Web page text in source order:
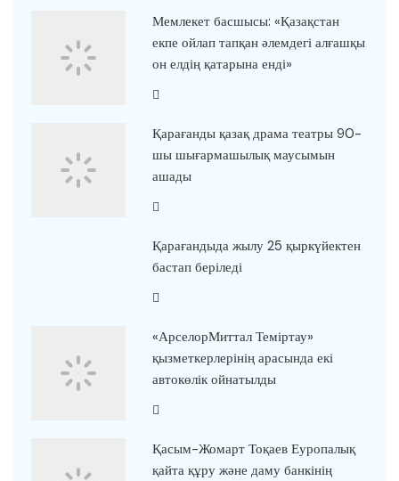
Мемлекет басшысы: «Қазақстан
екпе ойлап тапқан әлемдегі алғашқы
он елдің қатарына енді»
Қарағанды қазақ драма театры 90-
шы шығармашылық маусымын
ашады
Қарағандыда жылу 25 қыркүйектен
бастап беріледі
«АрселорМиттал Теміртау»
қызметкерлерінің арасында екі
автокөлік ойнатылды
Қасым-Жомарт Тоқаев Еуропалық
қайта құру және даму банкінің